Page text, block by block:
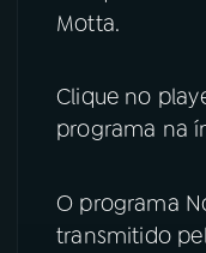
TikTok
Motta.
Clique no
programa na
O programa
transmitido